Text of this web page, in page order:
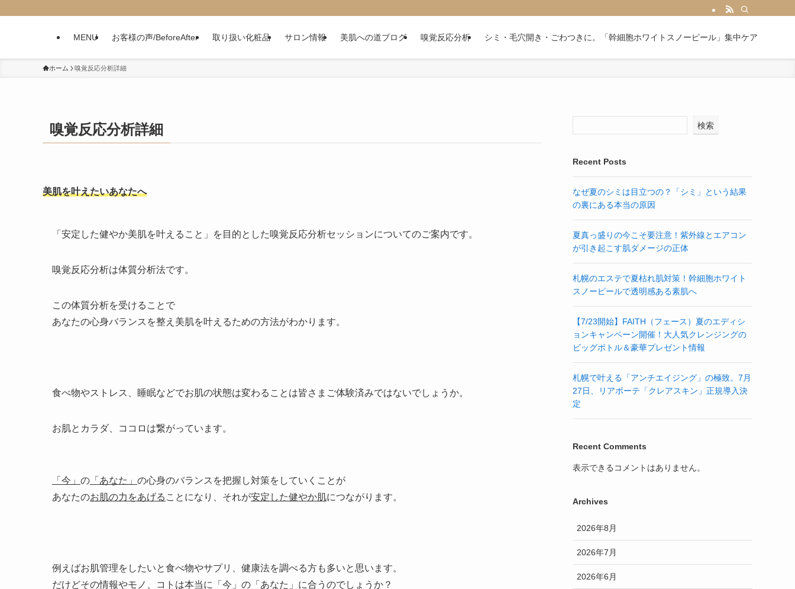
MENU お客様の声/BeforeAfter 取り扱い化粧品 サロン情報 美肌への道ブログ 嗅覚反応分析 シミ・毛穴開き・ごわつきに。「幹細胞ホワイトスノーピール」集中ケア
ホーム 嗅覚反応分析詳細
嗅覚反応分析詳細
美肌を叶えたいあなたへ
「安定した健やか美肌を叶えること」を目的とした嗅覚反応分析セッションについてのご案内です。
嗅覚反応分析は体質分析法です。
この体質分析を受けることで
あなたの心身バランスを整え美肌を叶えるための方法がわかります。
食べ物やストレス、睡眠などでお肌の状態は変わることは皆さまご体験済みではないでしょうか。
お肌とカラダ、ココロは繋がっています。
「今」 の 「あなた」 の心身のバランスを把握し対策をしていくことが
あなたのお肌の力をあげる ことになり、それが安定した健やか肌につながります。
例えばお肌管理をしたいと食べ物やサプリ、健康法を調べる方も多いと思います。
だけどその情報やモノ、コトは本当に「今」の「あなた」に合うのでしょうか？
検索
Recent Posts
なぜ夏のシミは目立つの？「シミ」という結果
の裏にある本当の原因
夏真っ盛りの今こそ要注意！紫外線とエアコン
が引き起こす肌ダメージの正体
札幌のエステで夏枯れ肌対策！幹細胞ホワイト
スノーピールで透明感ある素肌へ
【7/23開始】FAITH（フェース）夏のエディシ
ョンキャンペーン開催！大人気クレンジングの
ビッグボトル＆豪華プレゼント情報
札幌で叶える「アンチエイジング」の極致。7月
27日、リアボーテ「クレアスキン」正規導入決
定
Recent Comments
表示できるコメントはありません。
Archives
2026年8月
2026年7月
2026年6月